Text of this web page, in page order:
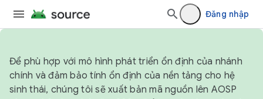
Đăng nhập
Để phù hợp với mô hình phát triển ổn định của nhánh
chính và đảm bảo tính ổn định của nền tảng cho hệ
sinh thái, chúng tôi sẽ xuất bản mã nguồn lên AOSP